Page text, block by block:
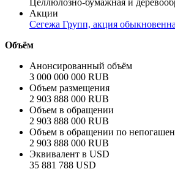
Сектор
Корпоративный
Целлюлозно-бумажная и
Сегежа Групп, акция обыкновенная
Объём
Анонсированный объём
3 000 000 000 RUB
Объем размещения
2 903 888 000 RUB
Объем в обращении
2 903 888 000 RUB